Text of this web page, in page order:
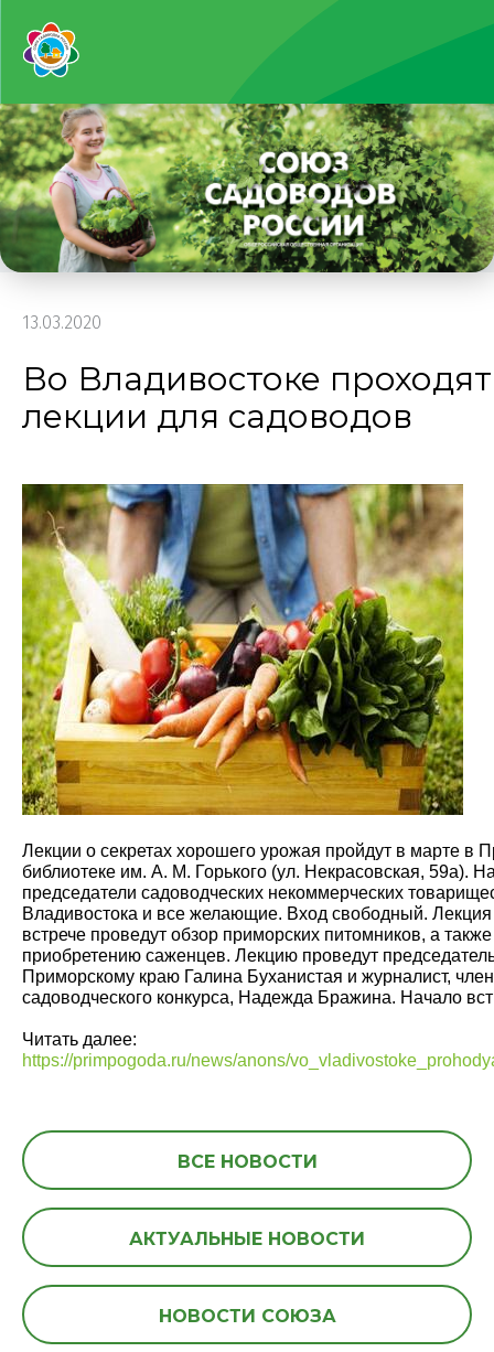
13.03.2020
Во Владивостоке
лекции для садоводов
Лекции о секретах хорошего урожая пройдут в марте в
библиотеке им. А. М. Горького (ул. Некрасовская, 59а).
председатели садоводческих некоммерческих
Владивостока и все желающие. Вход свободный. Лекция
встрече проведут обзор приморских питомников, а
приобретению саженцев. Лекцию проведут
Приморскому краю Галина Буханистая и журналист,
садоводческого конкурса, Надежда Бражина. Начало
Читать далее:
https://primpogoda.ru/news/anons/
ВСЕ НОВОСТИ
АКТУАЛЬНЫЕ НОВОСТИ
НОВОСТИ СОЮЗА